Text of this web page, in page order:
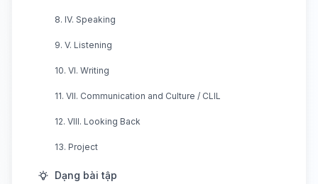
8. IV. Speaking
9. V. Listening
10. VI. Writing
11. VII. Communication and Culture / CLIL
12. VIII. Looking Back
13. Project
Dạng bài tập